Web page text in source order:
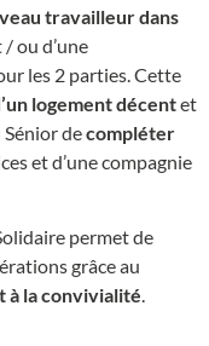
travailleur dans
ou d’une
les 2 parties. Cette
logement décentet
Sénior decompléter
et d’une compagnie
permet de
grâce au
à la convivialité.